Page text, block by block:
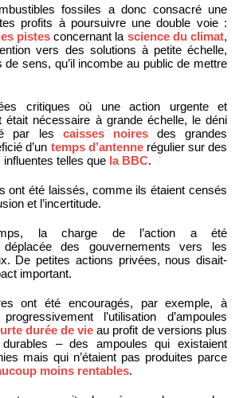
fossiles a donc consacré une
profits à poursuivre une double voie :
pistesconcernant la science du climat,
vers des solutions à petite échelle,
de sens, qu’il incombe au public de mettre
critiques où une action urgente et
était nécessaire à grande échelle, le déni
par les caisses noiresdes grandes
d’un temps d’antennerégulier sur des
telles que la BBC.
ont été laissés, comme ils étaient censés
et l’incertitude.
la charge de l’action a été
déplacée des gouvernements vers les
De petites actions privées, nous disait-
important.
ont été encouragés, par exemple, à
l’utilisation d’ampoules
durée de vie au profit de versions plus
– des ampoules qui existaient
mais qui n’étaient pas produites parce
moins rentables.